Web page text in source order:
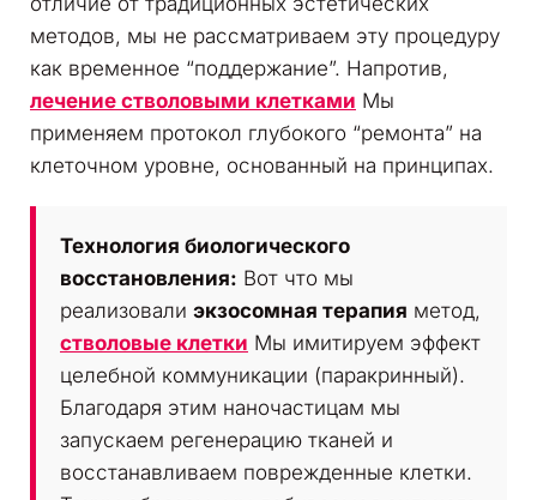
методов, мы не рассматриваем эту процедуру
как временное “поддержание”. Напротив,
лечение стволовыми клетками Мы
применяем протокол глубокого “ремонта” на
клеточном уровне, основанный на принципах.
Технология биологического
восстановления: Вот что мы
реализовали экзосомная терапия метод,
стволовые клетки Мы имитируем эффект
целебной коммуникации (паракринный).
Благодаря этим наночастицам мы
запускаем регенерацию тканей и
восстанавливаем поврежденные клетки.